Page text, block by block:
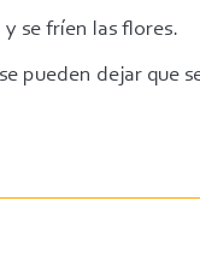
se fríen las flores.
pueden dejar que